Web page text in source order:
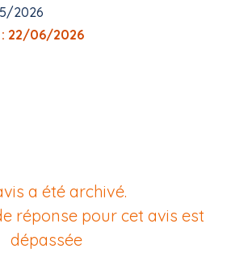
2026
22/06/2026
a été archivé.
réponse pour cet avis est
dépassée